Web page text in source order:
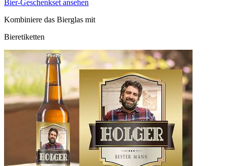
Bier-Geschenkset ansehen
Kombiniere das Bierglas mit
Bieretiketten